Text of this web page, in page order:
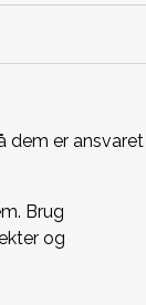
dem er ansvaret
Brug
og